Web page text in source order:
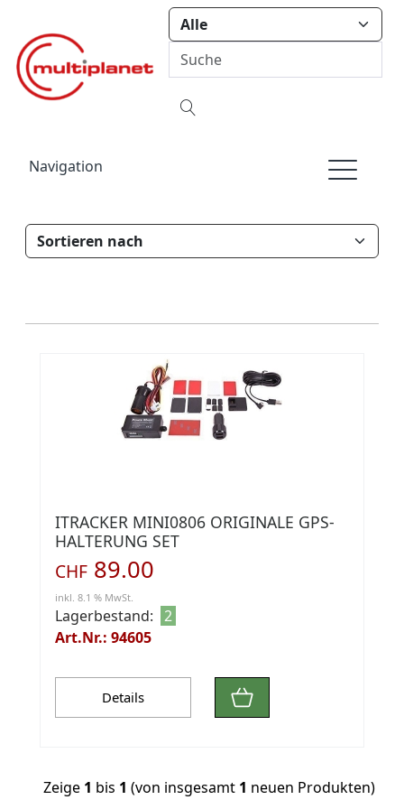
Navigation
ITRACKER MINI0806 ORIGINALE GPS-
HALTERUNG SET
CHF 89.00
inkl. 8.1 % MwSt.
Lagerbestand: 2
Art.Nr.: 94605
Details
Zeige 1 bis 1 (von insgesamt 1 neuen Produkten)